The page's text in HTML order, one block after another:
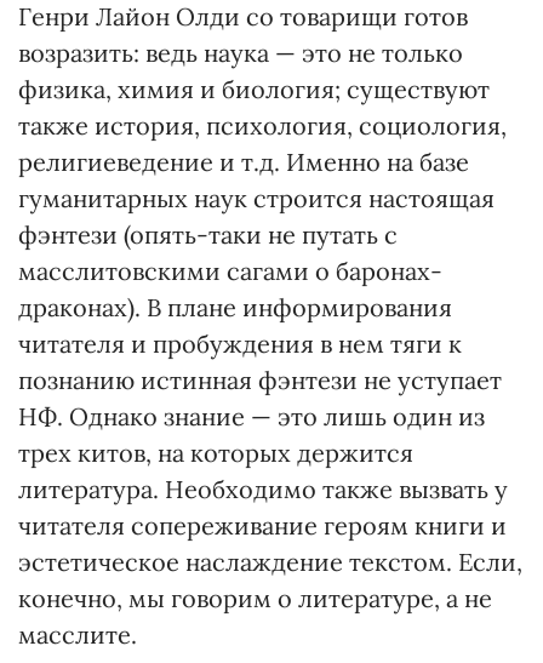
Генри Лайон Олди со товарищи готов
возразить: ведь наука — это не только
физика, химия и биология; существуют
также история, психология, социология,
религиеведение и т.д. Именно на базе
гуманитарных наук строится настоящая
фэнтези (опять-таки не путать с
масслитовскими сагами о баронах-
драконах). В плане информирования
читателя и пробуждения в нем тяги к
познанию истинная фэнтези не уступает
НФ. Однако знание — это лишь один из
трех китов, на которых держится
литература. Необходимо также вызвать у
читателя сопереживание героям книги и
эстетическое наслаждение текстом. Если,
конечно, мы говорим о литературе, а не
масслите.